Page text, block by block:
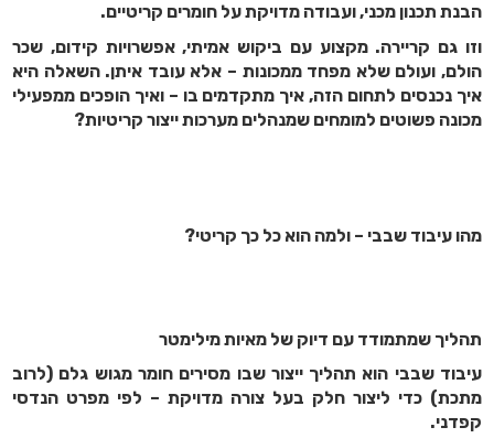
הבנת תכנון מכני, ועבודה מדויקת על חומרים קריטיים.
וזו גם קריירה. מקצוע עם ביקוש אמיתי, אפשרויות קידום, שכר
הולם, ועולם שלא מפחד ממכונות – אלא עובד איתן. השאלה היא
איך נכנסים לתחום הזה, איך מתקדמים בו – ואיך הופכים ממפעילי
מכונה פשוטים למומחים שמנהלים מערכות ייצור קריטיות?
מהו עיבוד שבבי – ולמה הוא כל כך קריטי?
תהליך שמתמודד עם דיוק של מאיות מילימטר
עיבוד שבבי הוא תהליך ייצור שבו מסירים חומר מגוש גלם (לרוב
מתכת) כדי ליצור חלק בעל צורה מדויקת – לפי מפרט הנדסי
קפדני.